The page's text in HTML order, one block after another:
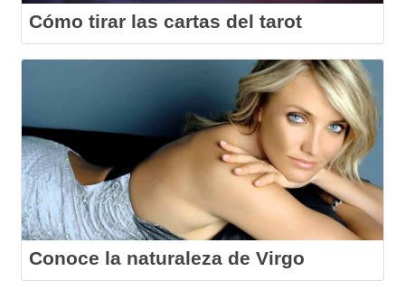
Cómo tirar las cartas del tarot
Conoce la naturaleza de Virgo